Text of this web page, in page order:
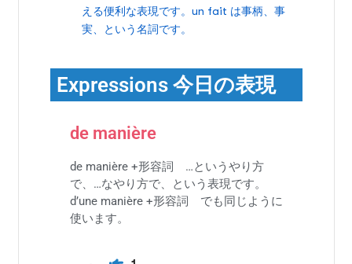
える便利な表現です。un fait は事柄、事
実、という名詞です。
Expressions 今日の表現
de manière
de manière +形容詞 …というやり方
で、…なやり方で、という表現です。
d’une manière +形容詞 でも同じように
使います。